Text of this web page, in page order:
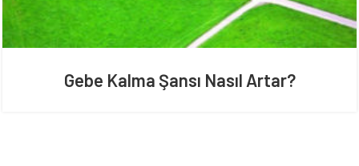
Gebe Kalma Şansı Nasıl Artar?